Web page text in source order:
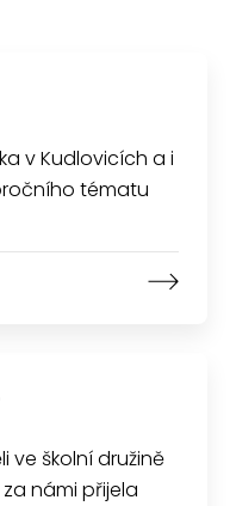
v Kudlovicích a i
tématu
ve školní družině
námi přijela